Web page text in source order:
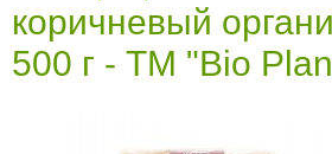
коричневый
500 г - TM "Bio